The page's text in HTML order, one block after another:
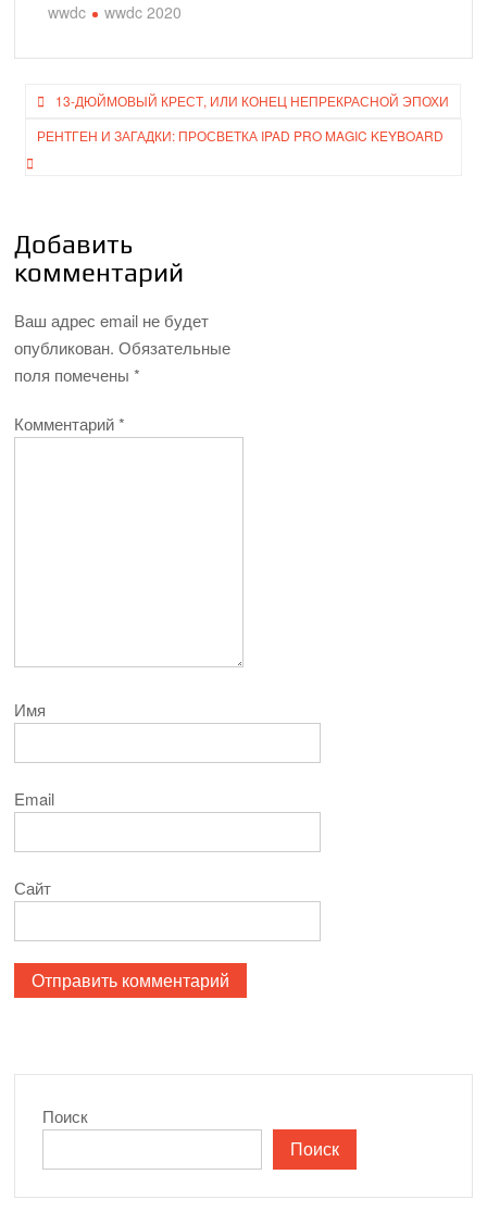
wwdc wwdc 2020
Навигация
по
записям
13-ДЮЙМОВЫЙ КРЕСТ, ИЛИ КОНЕЦ НЕПРЕКРАСНОЙ ЭПОХИ
РЕНТГЕН И ЗАГАДКИ: ПРОСВЕТКА IPAD PRO MAGIC KEYBOARD
Добавить
комментарий
Ваш адрес email не будет
опубликован. Обязательные
поля помечены*
Комментарий*
Имя
Email
Сайт
Поиск
Поиск